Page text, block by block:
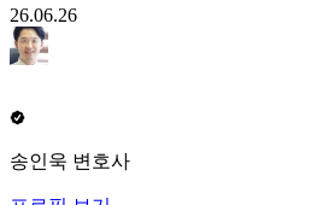
26.06.26
송인욱 변호사